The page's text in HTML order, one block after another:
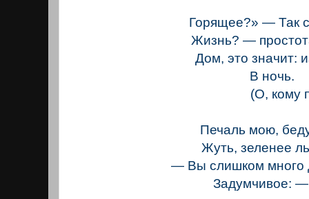
Горящее?» — Так
Жизнь? —
Дом, это значит:
В ночь.
(О, кому
Печаль мою,
Жуть, зеленее
— Вы слишком много
Задумчивое: